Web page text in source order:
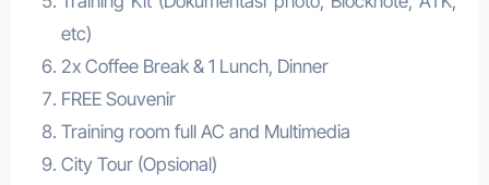
etc)
2x Coffee Break & 1 Lunch, Dinner
FREE Souvenir
Training room full AC and Multimedia
City Tour (Opsional)